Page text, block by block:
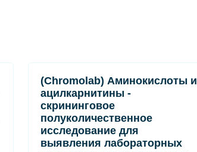
(Chromolab) Аминокислоты и
ацилкарнитины -
скрининговое
полуколичественное
исследование для
выявления лабораторных